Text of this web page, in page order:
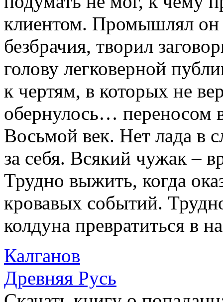
клиентом. Промышлял он
безбрачия, творил
голову легковерной
к чертям, в которых не
обернулось… переносом
Восьмой век. Нет лада в
за себя. Всякий чужак –
Трудно выжить, когда
кровавых событий.
колдуна превратиться в
Калганов
Древняя Русь